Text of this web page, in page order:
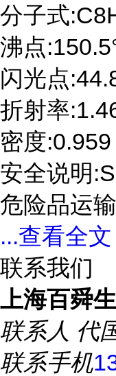
分子式
沸点
闪光点
折射率
密度:0.959
安全说明
危险品运
...查看全
联系我们
上海百舜
联系人 代
联系手机